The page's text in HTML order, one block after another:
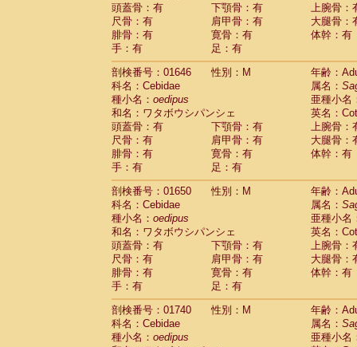
CercopithecidaeAllenopithecus
CercopithecidaeCercopithecus
CercopithecidaeCercopithecus
CercopithecidaeCercopithecus
CercopithecidaeCercopithecus diana
CercopithecidaeCercopithecus
Cercopithecidae
Cercopithecus
Cercopithecidae
Cercopithecus mitis
CercopithecidaeCercopithecus mitis
CercopithecidaeCercopithecus mitis
CercopithecidaeCercopithecus mona
CercopithecidaeCercopithecus
CercopithecidaeCercopithecus
CercopithecidaeCercopithecus
Cercopithecidae
Cercopithecusspp.(0)
Cercopithecidae
Chlorocebus
CercopithecidaeChlorocebus
CercopithecidaeErythrocebus patas
CercopithecidaeMiopithecus talapoin
CercopithecidaeCercopithecinae spp.
CercopithecidaeColobus angolensis
CercopithecidaeColobus guereza (0)
Cercopithecidae Colobus polykomos
Cercopithecidae Piliocolobus badius
頭蓋骨：有
下顎骨：有
上腕骨：
尺骨：有
肩甲骨：有
大腿骨：
腓骨：有
寛骨：有
体幹：有
手：有
足：有
剖検番号：01646
性別：M
年齢：
科名：Cebidae
属名：
種小名： oedipus
亜種小名
和名：ワタボウシパンシェ
英名：
頭蓋骨：有
下顎骨：有
上腕骨：
尺骨：有
肩甲骨：有
大腿骨：
腓骨：有
寛骨：有
体幹：有
手：有
足：有
剖検番号：01650
性別：M
年齢：
科名：Cebidae
属名：
種小名： oedipus
亜種小名
和名：ワタボウシパンシェ
英名：
頭蓋骨：有
下顎骨：有
上腕骨：
尺骨：有
肩甲骨：有
大腿骨：
腓骨：有
寛骨：有
体幹：有
手：有
足：有
剖検番号：01740
性別：M
年齢：
科名：Cebidae
属名：
種小名： oedipus
亜種小名